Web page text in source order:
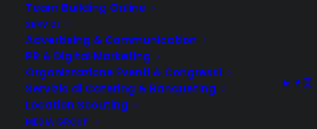
Team Building Online
SERVIZI
Advertising & Communication
PR & Digital Marketing
Organizzazione Eventi & Congressi
Servizio di Catering & Banqueting
Location Scouting
MEDIA GROUP